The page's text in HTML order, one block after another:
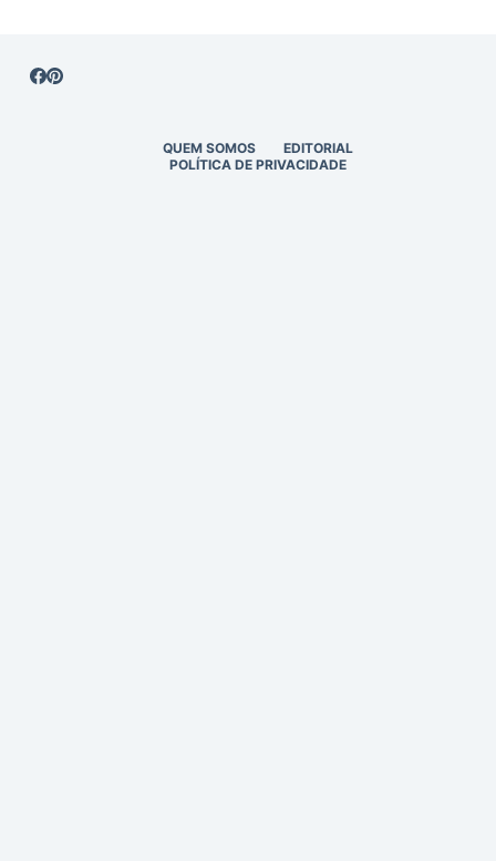
QUEM SOMOS
EDITORIAL
POLÍTICA DE PRIVACIDADE